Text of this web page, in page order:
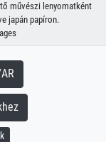
művészi lenyomatként
japán papíron.